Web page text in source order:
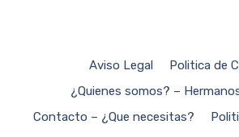
Aviso Legal
Politica de
¿Quienes somos? –
Contacto – ¿Que necesitas?